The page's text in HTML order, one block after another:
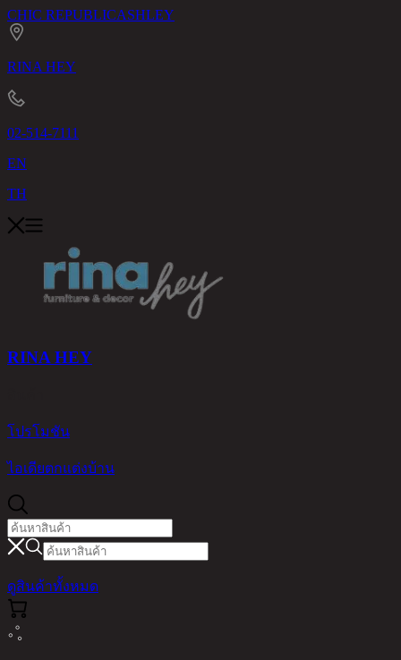
CHIC REPUBLICASHLEY
RINA HEY
02-514-7111
EN
TH
RINA HEY
โปรโมชัน
ไอเดียตกแต่งบ้าน
ดูสินค้าทั้งหมด